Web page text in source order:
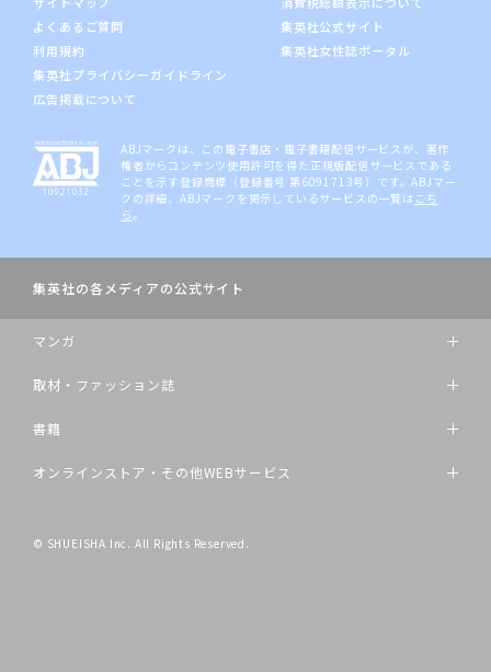
よくあるご質問
利用規約
集英社プライバシーガイドライン
広告掲載について
集英社公式サイト
集英社女性誌ポータル
ABJマークは、この電子書店・電子書籍配信サービスが、著作
権者からコンテンツ使用許可を得た正規版配信サービスである
ことを示す登録商標（登録番号 第6091713号）です。ABJマー
クの詳細、ABJマークを掲示しているサービスの一覧は こち
ら。
集英社の各メディアの公式サイト
マンガ
取材・ファッション誌
書籍
オンラインストア・その他WEBサービス
© SHUEISHA Inc. All Rights Reserved.